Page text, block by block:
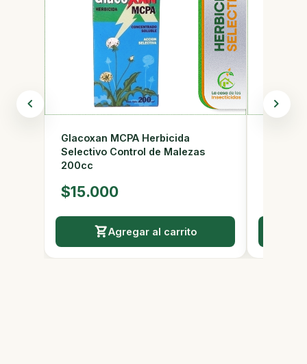
Glacoxan MCPA Herbicida
Selectivo Control de Malezas
200cc
$15.000
Agregar al carrito